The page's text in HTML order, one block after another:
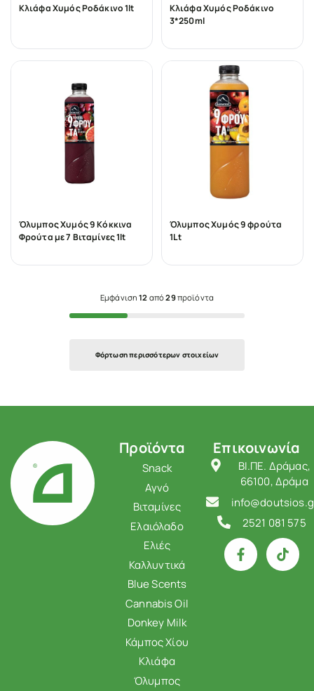
Κλιάφα Χυμός Ροδάκινο 1lt
Κλιάφα Χυμός Ροδάκινο
3*250ml
Όλυμπος Χυμός 9 Κόκκινα
Φρούτα με 7 Βιταμίνες 1lt
Όλυμπος Χυμός 9 φρούτα
1Lt
Εμφάνιση12 από29προϊόντα
Φόρτωση περισσότερων στοιχείων
Προϊόντα
Snack
Αγνό
Βιταμίνες
Ελαιόλαδο
Ελιές
Καλλυντικά
Blue Scents
Cannabis Oil
Donkey Milk
Κάμπος Χίου
Κλιάφα
Όλυμπος
Επικοινωνία
ΒΙ.ΠΕ. Δράμας,
66100, Δράμα
2521 081 575